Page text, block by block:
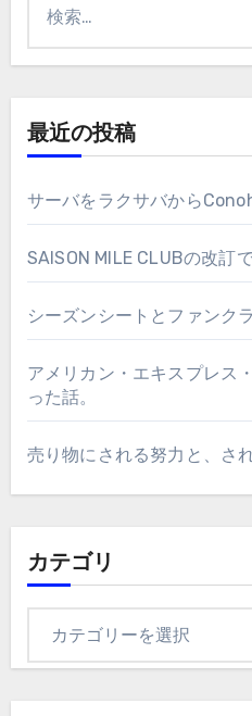
最近の投稿
サーバをラクサバから
SAISON MILE CLUBの改訂
シーズンシートとファンク
アメリカン・エキスプレス
った話。
売り物にされる努力と、さ
カテゴリ